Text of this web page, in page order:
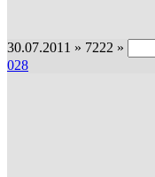
30.07.2011 » 7222 »
028